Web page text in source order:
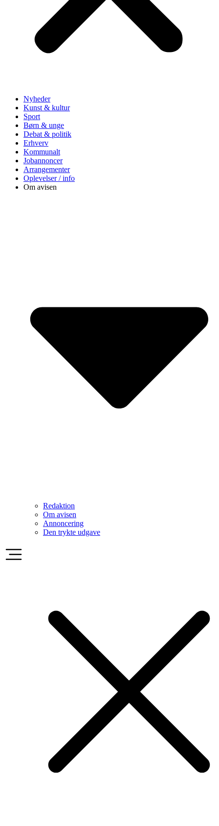
Nyheder
Kunst & kultur
Sport
Børn & unge
Debat & politik
Erhverv
Kommunalt
Jobannoncer
Arrangementer
Oplevelser / info
Om avisen
Redaktion
Om avisen
Annoncering
Den trykte udgave